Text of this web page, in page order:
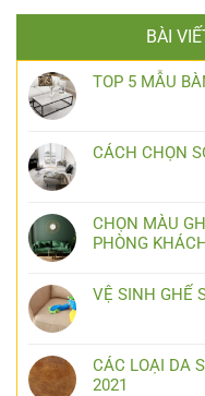
BÀI
TOP 5 MẪU
CÁCH CHỌN
CHỌN MÀU
PHÒNG
VỆ SINH GHẾ
CÁC LOẠI DA
2021